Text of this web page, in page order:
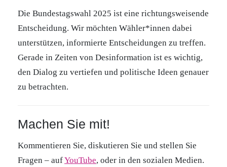
Die Bundestagswahl 2025 ist eine richtungsweisende
Entscheidung. Wir möchten Wähler*innen dabei
unterstützen, informierte Entscheidungen zu treffen.
Gerade in Zeiten von Desinformation ist es wichtig,
den Dialog zu vertiefen und politische Ideen genauer
zu betrachten.
Machen Sie mit!
Kommentieren Sie, diskutieren Sie und stellen Sie
Fragen – aufYouTube, oder in den sozialen Medien.